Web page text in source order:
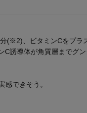
、ビタミンCをプラ
誘導体が角質層までグン
できそう。